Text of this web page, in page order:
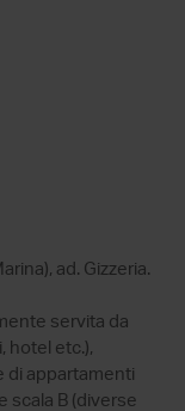
ad. Gizzeria.
servita da
hotel etc.),
di appartamenti
scala B (diverse